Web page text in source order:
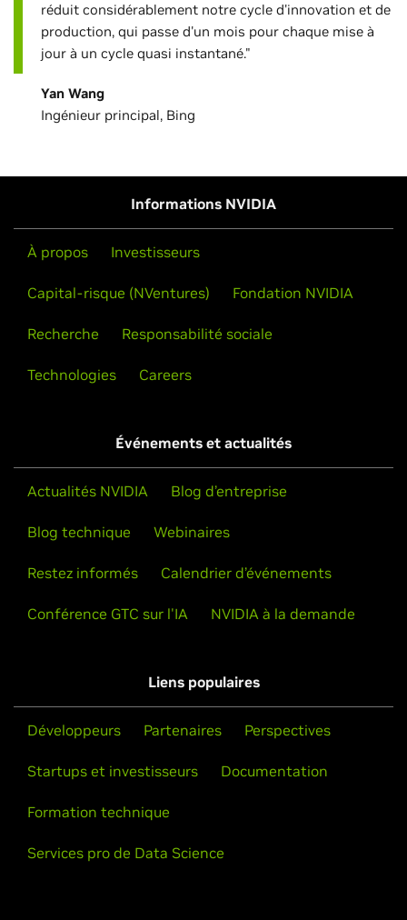
réduit considérablement notre cycle d'innovation et de
production, qui passe d'un mois pour chaque mise à
jour à un cycle quasi instantané."
Yan Wang
Ingénieur principal, Bing
Informations NVIDIA
À propos Investisseurs
Capital-risque (NVentures) Fondation NVIDIA
Recherche Responsabilité sociale
Technologies Careers
Événements et actualités
Actualités NVIDIA Blog d’entreprise
Blog technique Webinaires
Restez informés Calendrier d’événements
Conférence GTC sur l'IA NVIDIA à la demande
Liens populaires
Développeurs Partenaires Perspectives
Startups et investisseurs Documentation
Formation technique
Services pro de Data Science